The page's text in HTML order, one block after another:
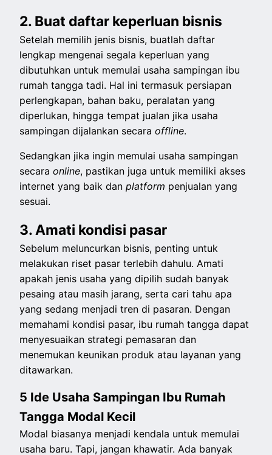
2. Buat daftar keperluan bisnis
Setelah memilih jenis bisnis, buatlah daftar
lengkap mengenai segala keperluan yang
dibutuhkan untuk memulai usaha sampingan ibu
rumah tangga tadi. Hal ini termasuk persiapan
perlengkapan, bahan baku, peralatan yang
diperlukan, hingga tempat jualan jika usaha
sampingan dijalankan secaraoffline.
Sedangkan jika ingin memulai usaha sampingan
secaraonline, pastikan juga untuk memiliki akses
internet yang baik danplatform penjualan yang
sesuai.
3. Amati kondisi pasar
Sebelum meluncurkan bisnis, penting untuk
melakukan riset pasar terlebih dahulu. Amati
apakah jenis usaha yang dipilih sudah banyak
pesaing atau masih jarang, serta cari tahu apa
yang sedang menjadi tren di pasaran. Dengan
memahami kondisi pasar, ibu rumah tangga dapat
menyesuaikan strategi pemasaran dan
menemukan keunikan produk atau layanan yang
ditawarkan.
5 Ide Usaha Sampingan Ibu Rumah
Tangga Modal Kecil
Modal biasanya menjadi kendala untuk memulai
usaha baru. Tapi, jangan khawatir. Ada banyak